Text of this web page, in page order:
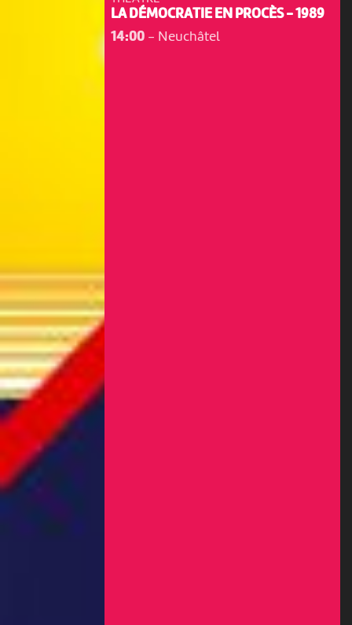
LA DÉMOCRATIE EN PROCÈS - 1989
14:00- Neuchâtel